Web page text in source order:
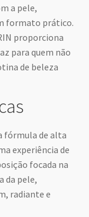
a pele,
formato prático.
proporciona
para quem não
de beleza
fórmula de alta
experiência de
focada na
da pele,
radiante e